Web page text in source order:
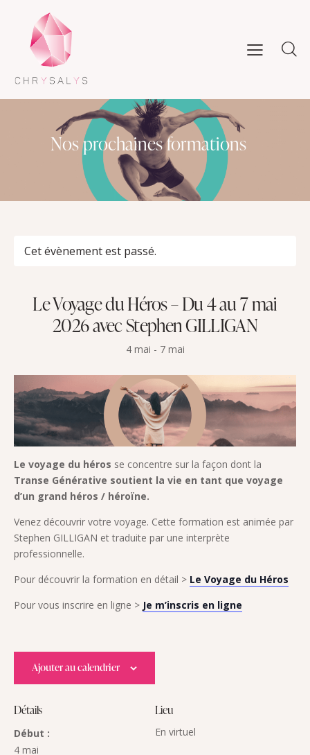
Nos prochaines formations
Cet évènement est passé.
Le Voyage du Héros – Du 4 au 7 mai
2026 avec Stephen GILLIGAN
4 mai - 7 mai
Le voyage du héros se concentre sur la façon dont la
Transe Générative soutient la vie en tant que voyage
d’un grand héros / héroïne.
Venez découvrir votre voyage. Cette formation est animée par
Stephen GILLIGAN et traduite par une interprète
professionnelle.
Pour découvrir la formation en détail > Le Voyage du Héros
Pour vous inscrire en ligne > Je m’inscris en ligne
Ajouter au calendrier
Détails
Début :
4 mai
Lieu
En virtuel